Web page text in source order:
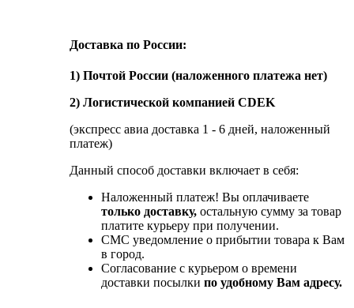
Доставка по России:
1) Почтой России (наложенного платежа нет)
2) Логистической компанией CDEK
(экспресс авиа доставка 1 - 6 дней, наложенный
платеж)
Данный способ доставки включает в себя:
Наложенный платеж! Вы оплачиваете
только доставку, остальную сумму за товар
платите курьеру при получении.
СМС уведомление о прибытии товара к Вам
в город.
Согласование с курьером о времени
доставки посылки по удобному Вам адресу.